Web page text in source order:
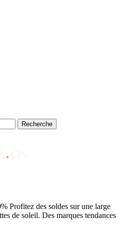
Recherche
Profitez des soldes sur une large
de soleil. Des marques tendances